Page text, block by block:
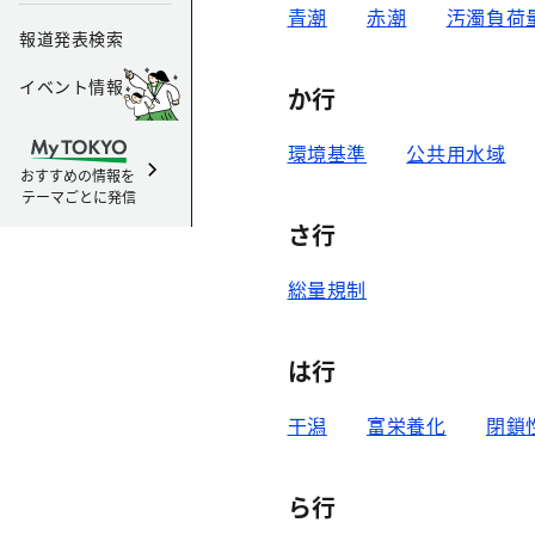
報道発表検索
イベント情報
おすすめの情報を
テーマごとに発信
青潮 赤潮 汚濁負荷
か行
環境基準 公共用水域
さ行
総量規制
は行
干潟 富栄養化 閉鎖
ら行